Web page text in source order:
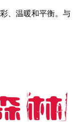
、温暖和平衡。与